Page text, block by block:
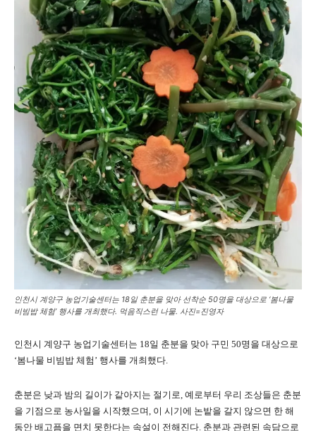
인천시 계양구 농업기술센터는 18일 춘분을 맞아 선착순 50명을 대상으로 ‘봄나물
비빔밥 체험’ 행사를 개최했다. 먹음직스런 나물. 사진=진영자
인천시 계양구 농업기술센터는 18일 춘분을 맞아 구민 50명을 대상으로
‘봄나물 비빔밥 체험’ 행사를 개최했다.
춘분은 낮과 밤의 길이가 같아지는 절기로, 예로부터 우리 조상들은 춘분
을 기점으로 농사일을 시작했으며, 이 시기에 논밭을 갈지 않으면 한 해
동안 배고픔을 면치 못한다는 속설이 전해진다. 춘분과 관련된 속담으로